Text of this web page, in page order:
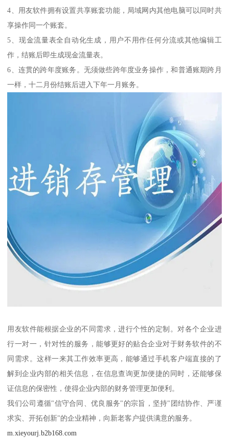
4、用友软件拥有设置共享账套功能，局域网内其他电脑可以同时共
享操作同一个账套。
5、现金流量表全自动化生成，用户不用作任何分流或其他编辑工
作，结账后即生成现金流量表。
6、连贯的跨年度账务。无须做些跨年度业务操作，和普通账期跨月
一样，十二月份结账后进入下年一月账务。
用友软件能根据企业的不同需求，进行个性的定制。对各个企业进
行一对一，针对性的服务，能够更好的贴合企业对于财务软件的不
同需求。这样一来其工作效率更高，能够通过手机客户端直接的了
解到企业内部的相关信息，在信息查询更加便捷的同时，还能够保
证信息的保密性，使得企业内部的财务管理更加便利。
我们公司遵循"信守合同、优良服务"的宗旨，坚持"团结协作、严谨
求实、开拓创新"的企业精神，向新老客户提供满意的服务。
m.xieyourj.b2b168.com